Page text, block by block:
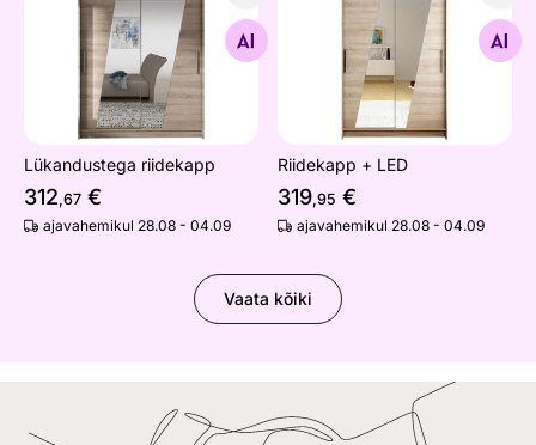
Lükandustega riidekapp
Otsi sarnaseid
Lükandustega riidekapp
312,67 €
ajavahemikul 28.08 - 04.09
Riidekapp + LED
Otsi sarnaseid
Riidekapp + LED
319,95 €
ajavahemikul 28.08 - 04.09
Vaata kõiki